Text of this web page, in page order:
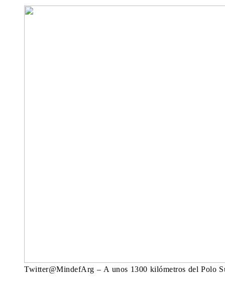
Twitter@MindefArg – A unos 1300 kilómetros del Polo